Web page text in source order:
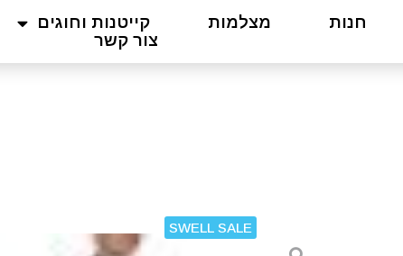
חנות מצלמות קייטנות וחוגים
צור קשר
SWELL SALE